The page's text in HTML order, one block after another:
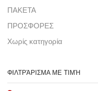
ΠΑΚΕΤΑ
ΠΡΟΣΦΟΡΕΣ
Χωρίς κατηγορία
ΦΙΛΤΡΆΡΙΣΜΑ ΜΕ ΤΙΜΉ